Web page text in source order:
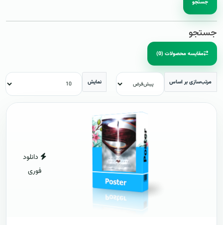
جستجو
جستجو
مقایسه محصولات (0)
مرتب‌سازی بر اساس نمایش
دانلود
فوری